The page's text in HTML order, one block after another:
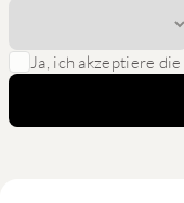
Ja, ich akzeptiere die